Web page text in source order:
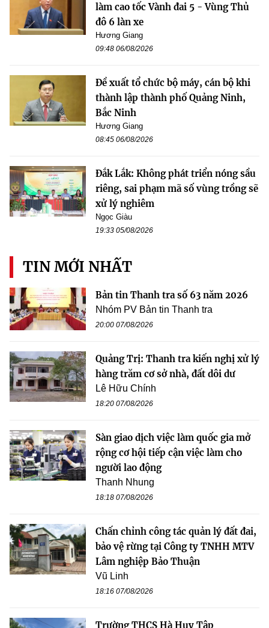
làm cao tốc Vành đai 5 - Vùng Thủ
đô 6 làn xe
Hương Giang
09:48 06/08/2026
Đề xuất tổ chức bộ máy, cán bộ khi
thành lập thành phố Quảng Ninh,
Bắc Ninh
Hương Giang
08:45 06/08/2026
Đắk Lắk: Không phát triển nóng sầu
riêng, sai phạm mã số vùng trồng sẽ
xử lý nghiêm
Ngọc Giàu
19:33 05/08/2026
TIN MỚI NHẤT
Bản tin Thanh tra số 63 năm 2026
Nhóm PV Bản tin Thanh tra
20:00 07/08/2026
Quảng Trị: Thanh tra kiến nghị xử lý
hàng trăm cơ sở nhà, đất dôi dư
Lê Hữu Chính
18:20 07/08/2026
Sàn giao dịch việc làm quốc gia mở
rộng cơ hội tiếp cận việc làm cho
người lao động
Thanh Nhung
18:18 07/08/2026
Chấn chỉnh công tác quản lý đất đai,
bảo vệ rừng tại Công ty TNHH MTV
Lâm nghiệp Bảo Thuận
Vũ Linh
18:16 07/08/2026
Trường THCS Hà Huy Tập